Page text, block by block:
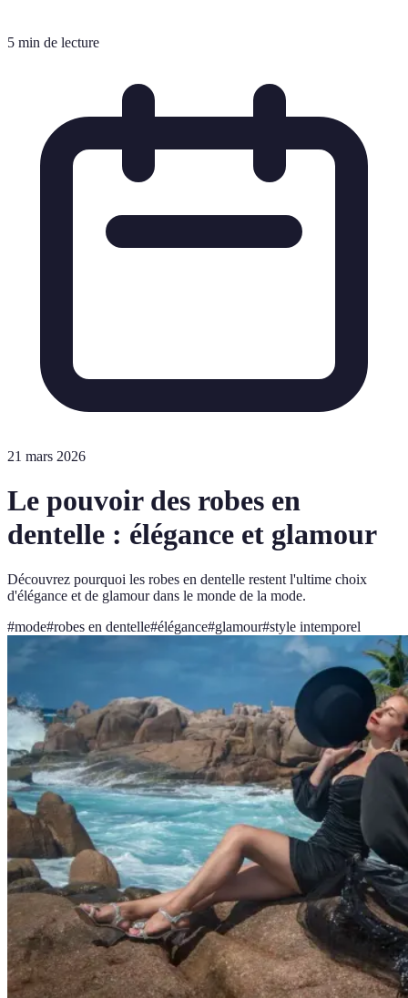
5 min de lecture
21 mars 2026
Le pouvoir des robes en
dentelle : élégance et glamour
Découvrez pourquoi les robes en dentelle restent l'ultime choix
d'élégance et de glamour dans le monde de la mode.
#mode#robes en dentelle#élégance#glamour#style intemporel